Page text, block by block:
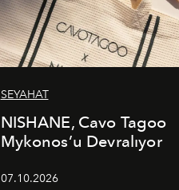
SEYAHAT
NISHANE, Cavo Tagoo
Mykonos’u Devralıyor
07.10.2026